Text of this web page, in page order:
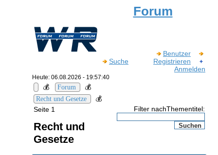
Forum
Suche
Benutzer
Registrieren
Anmelden
Heute: 06.08.2026 - 19:57:40
💰 Forum 💰
Recht und Gesetze
💰
Seite 1
Recht und
Gesetze
Filter nachThementitel: